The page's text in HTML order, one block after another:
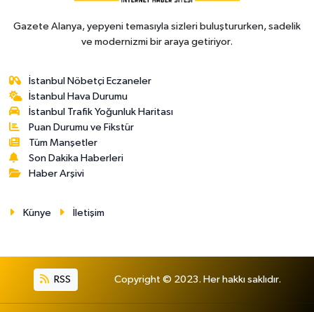
Gazete Alanya, yepyeni temasıyla sizleri buluştururken, sadelik
ve modernizmi bir araya getiriyor.
İstanbul Nöbetçi Eczaneler
İstanbul Hava Durumu
İstanbul Trafik Yoğunluk Haritası
Puan Durumu ve Fikstür
Tüm Manşetler
Son Dakika Haberleri
Haber Arşivi
Künye İletişim
RSS Copyright © 2023. Her hakkı saklıdır.